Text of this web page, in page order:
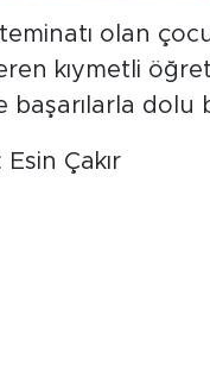
olan
kıymetli
başarılarla dolu
Çakır